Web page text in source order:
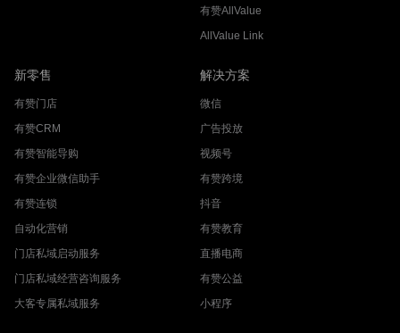
有赞AllValue
AllValue Link
新零售
有赞门店
有赞CRM
有赞智能导购
有赞企业微信助手
有赞连锁
自动化营销
门店私域启动服务
门店私域经营咨询服务
大客专属私域服务
解决方案
微信
广告投放
视频号
有赞跨境
抖音
有赞教育
直播电商
有赞公益
小程序